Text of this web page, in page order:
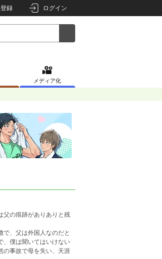
録 ログイン
メディア化
父の痕跡がありありと残
、父は外国人なのだと
、僕は聞いてはいけない
の事故で母を失い、天涯